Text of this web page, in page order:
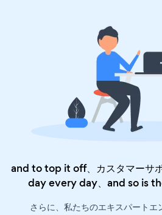
and to top it off、カスタマーサ
day every day、and so is
さらに、私たちのエキスパートエ